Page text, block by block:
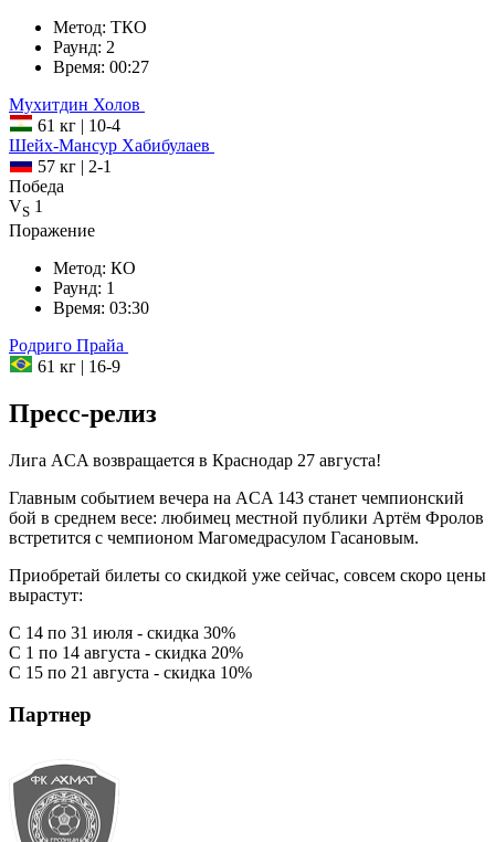
Метод: ТКО
Раунд: 2
Время: 00:27
Мухитдин Холов
61 кг | 10-4
Шейх-Мансур Хабибулаев
57 кг | 2-1
Победа
VS 1
Поражение
Метод: КО
Раунд: 1
Время: 03:30
Родриго Прайа
61 кг | 16-9
Пресс-релиз
Лига ACA возвращается в Краснодар 27 августа!
Главным событием вечера на ACA 143 станет чемпионский
бой в среднем весе: любимец местной публики Артём Фролов
встретится с чемпионом Магомедрасулом Гасановым.
Приобретай билеты со скидкой уже сейчас, совсем скоро цены
вырастут:
С 14 по 31 июля - скидка 30%
С 1 по 14 августа - скидка 20%
С 15 по 21 августа - скидка 10%
Партнер